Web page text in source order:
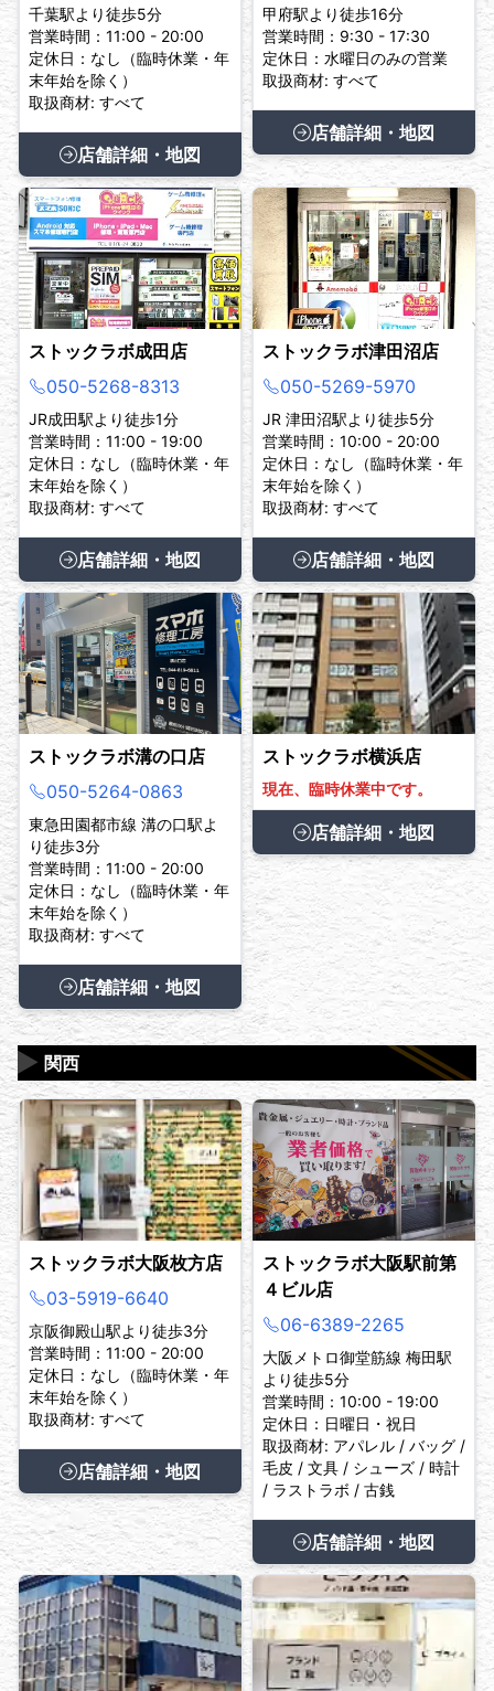
千葉駅より徒歩5分
営業時間：11:00 - 20:00
定休日：なし（臨時休業・年
末年始を除く）
取扱商材: すべて
店舗詳細・地図
甲府駅より徒歩16分
営業時間：9:30 - 17:30
定休日：水曜日のみの営業
取扱商材: すべて
店舗詳細・地図
ストックラボ成田店
050-5268-8313
JR成田駅より徒歩1分
営業時間：11:00 - 19:00
定休日：なし（臨時休業・年
末年始を除く）
取扱商材: すべて
店舗詳細・地図
ストックラボ津田沼店
050-5269-5970
JR 津田沼駅より徒歩5分
営業時間：10:00 - 20:00
定休日：なし（臨時休業・年
末年始を除く）
取扱商材: すべて
店舗詳細・地図
ストックラボ溝の口店
050-5264-0863
東急田園都市線 溝の口駅よ
り徒歩3分
営業時間：11:00 - 20:00
定休日：なし（臨時休業・年
末年始を除く）
取扱商材: すべて
店舗詳細・地図
ストックラボ横浜店
現在、臨時休業中です。
店舗詳細・地図
関西
▶
ストックラボ大阪枚方店
03-5919-6640
京阪御殿山駅より徒歩3分
営業時間：11:00 - 20:00
定休日：なし（臨時休業・年
末年始を除く）
取扱商材: すべて
店舗詳細・地図
ストックラボ大阪駅前第
４ビル店
06-6389-2265
大阪メトロ御堂筋線 梅田駅
より徒歩5分
営業時間：10:00 - 19:00
定休日：日曜日・祝日
取扱商材: アパレル / バッグ /
毛皮 / 文具 / シューズ / 時計
/ ラストラボ / 古銭
店舗詳細・地図